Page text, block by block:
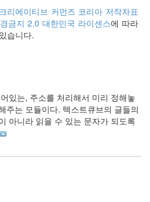
크리에이티브 커먼즈 코리아 저작자표
금지 2.0 대한민국 라이센스에 따라
습니다.
있는, 주소를 처리해서 미리 정해놓
주는 모듈이다. 텍스트큐브의 글들의
아니라 읽을 수 있는 문자가 되도록